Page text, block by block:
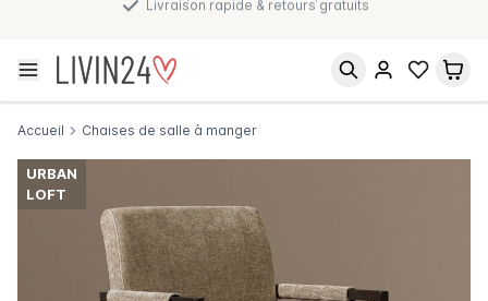
Paiement après livraison et en plusieurs fois
Accueil Chaises de salle à manger
URBAN
LOFT